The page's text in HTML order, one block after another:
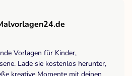
Vorlagen für Kinder,
Lade sie kostenlos herunter,